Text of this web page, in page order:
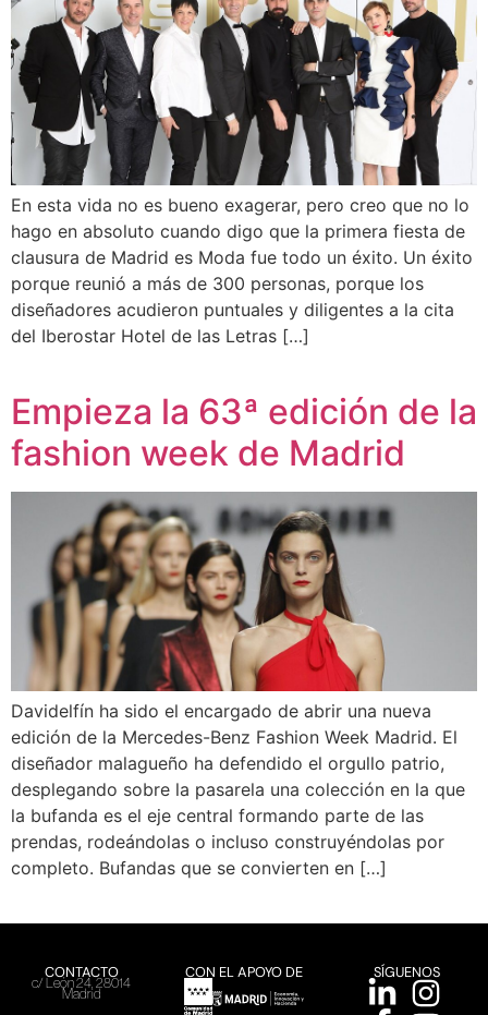
En esta vida no es bueno exagerar, pero creo que no lo
hago en absoluto cuando digo que la primera fiesta de
clausura de Madrid es Moda fue todo un éxito. Un éxito
porque reunió a más de 300 personas, porque los
diseñadores acudieron puntuales y diligentes a la cita
del Iberostar Hotel de las Letras […]
Empieza la 63ª edición de la
fashion week de Madrid
Davidelfín ha sido el encargado de abrir una nueva
edición de la Mercedes-Benz Fashion Week Madrid. El
diseñador malagueño ha defendido el orgullo patrio,
desplegando sobre la pasarela una colección en la que
la bufanda es el eje central formando parte de las
prendas, rodeándolas o incluso construyéndolas por
completo. Bufandas que se convierten en […]
CONTACTO
c/ León 24, 28014
Madrid
CON EL APOYO DE SÍGUENOS